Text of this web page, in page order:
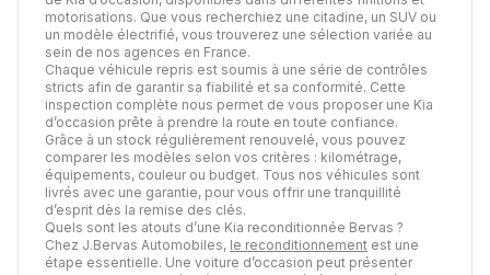
motorisations. Que vous recherchiez une citadine, un SUV ou
un modèle électrifié, vous trouverez une sélection variée au
sein de nos agences en France.
Chaque véhicule repris est soumis à une série de contrôles
stricts afin de garantir sa fiabilité et sa conformité. Cette
inspection complète nous permet de vous proposer une Kia
d’occasion prête à prendre la route en toute confiance.
Grâce à un stock régulièrement renouvelé, vous pouvez
comparer les modèles selon vos critères : kilométrage,
équipements, couleur ou budget. Tous nos véhicules sont
livrés avec une garantie, pour vous offrir une tranquillité
d’esprit dès la remise des clés.
Quels sont les atouts d’une Kia reconditionnée Bervas ?
Chez J.Bervas Automobiles, le reconditionnement est une
étape essentielle. Une voiture d’occasion peut présenter